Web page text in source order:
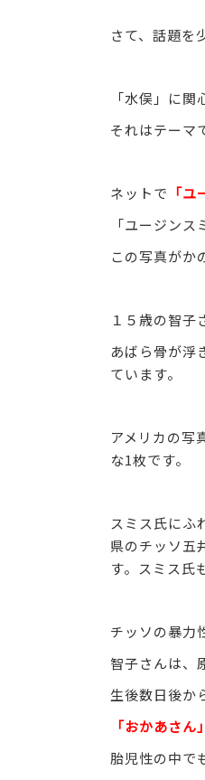
さて、話題を
「水俣」に
それはテーマ
ネットで 「ユ
「ユージン
この写真がか
１５歳の智子
あばら骨が浮
ています。
アメリカの写
な1枚です。
スミス氏にふ
県のチッソ五
す。スミス氏
チッソの暴力
智子さんは、
生後数日後か
「おかあさん」
胎児性の中で